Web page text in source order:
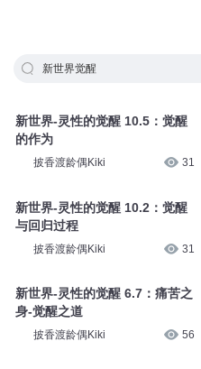
新世界觉醒
新世界-灵性的觉醒 10.5：觉醒
的作为
披香渡龄偶Kiki 31
新世界-灵性的觉醒 10.2：觉醒
与回归过程
披香渡龄偶Kiki 31
新世界-灵性的觉醒 6.7：痛苦之
身-觉醒之道
披香渡龄偶Kiki 56